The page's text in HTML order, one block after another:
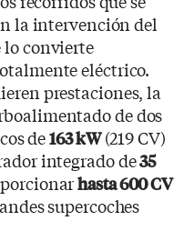
la intervención del
lo convierte
eléctrico.
prestaciones, la
de dos
de163 kW(219 CV)
integrado de35
hasta 600 CV
supercoches